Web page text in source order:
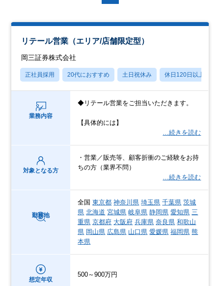
リテール営業（エリア/店舗限定型）
岡三証券株式会社
正社員採用 20代におすすめ 土日祝休み 休日120日以上
業務内容
◆リテール営業をご担当いただきます。
【具体的には】
…続きを読む
対象となる方
・営業／販売等、顧客折衝のご経験をお持
ちの方（業界不問）
…続きを読む
勤務地
全国東京都 神奈川県 埼玉県 千葉県 茨城
県 北海道 宮城県 岐阜県 静岡県 愛知県 三
重県 京都府 大阪府 兵庫県 奈良県 和歌山
県 岡山県 広島県 山口県 愛媛県 福岡県 熊
本県
想定年収
500～900万円